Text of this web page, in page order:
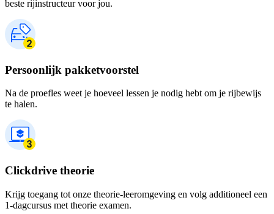
beste rijinstructeur voor jou.
Persoonlijk pakketvoorstel
Na de proefles weet je hoeveel lessen je nodig hebt om je rijbewijs
te halen.
Clickdrive theorie
Krijg toegang tot onze theorie-leeromgeving en volg additioneel een
1-dagcursus met theorie examen.